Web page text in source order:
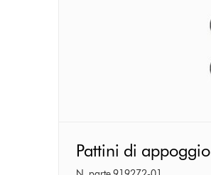
di
Pattini di appoggio